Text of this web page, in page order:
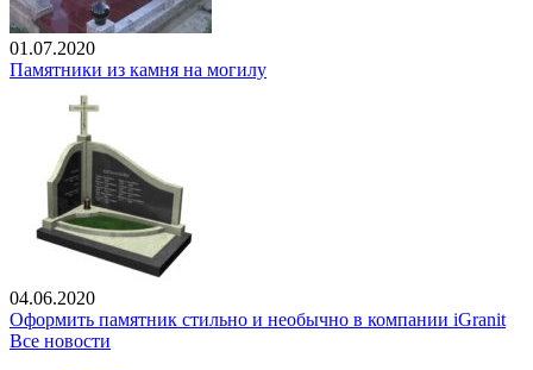
01.07.2020
Памятники из камня на могилу
04.06.2020
Оформить памятник стильно и необычно в компании iGranit
Все новости